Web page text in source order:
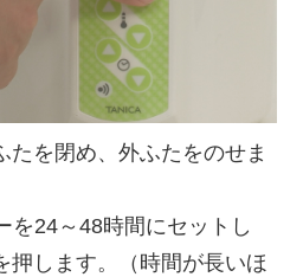
たを閉め、外ふたをのせま
24～48時間にセットし
押します。（時間が長いほ